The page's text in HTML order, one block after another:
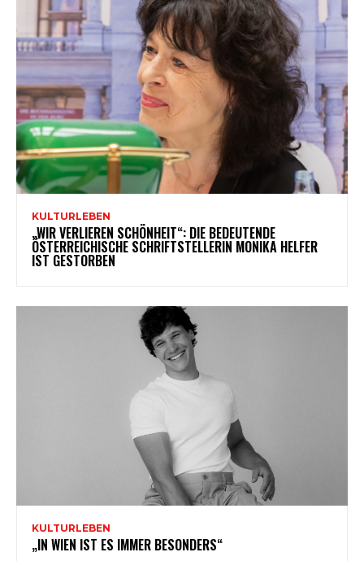
KULTURLEBEN
„WIR VERLIEREN SCHÖNHEIT“: DIE BEDEUTENDE
ÖSTERREICHISCHE SCHRIFTSTELLERIN MONIKA HELFER
IST GESTORBEN
KULTURLEBEN
„IN WIEN IST ES IMMER BESONDERS“